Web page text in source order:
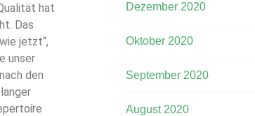
hat
Das
jetzt“,
unser
den
Dezember 2020
Oktober 2020
September 2020
August 2020